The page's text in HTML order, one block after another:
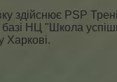
здійснює PSP
базі НЦ "Школа
Харкові.